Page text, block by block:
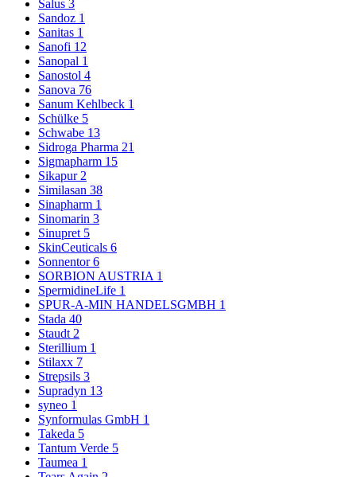
Salus 3
Sandoz 1
Sanitas 1
Sanofi 12
Sanopal 1
Sanostol 4
Sanova 76
Sanum Kehlbeck 1
Schülke 5
Schwabe 13
Sidroga Pharma 21
Sigmapharm 15
Sikapur 2
Similasan 38
Sinapharm 1
Sinomarin 3
Sinupret 5
SkinCeuticals 6
Sonnentor6
SORBION AUSTRIA 1
SpermidineLife 1
SPUR-A-MIN HANDELSGMBH 1
Stada 40
Staudt 2
Sterillium 1
Stilaxx 7
Strepsils 3
Supradyn 13
syneo 1
Synformulas GmbH 1
Takeda 5
Tantum Verde 5
Taumea 1